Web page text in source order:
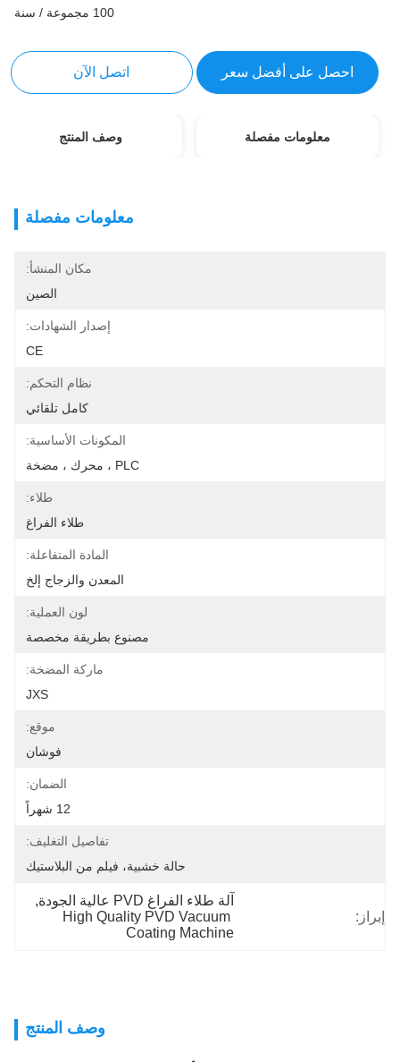
100 مجموعة / سنة
احصل على أفضل سعر اتصل الآن
معلومات مفصلة وصف المنتج
معلومات مفصلة
مكان المنشأ:
الصين
إصدار الشهادات:
CE
نظام التحكم:
كامل تلقائي
المكونات الأساسية:
PLC ، محرك ، مضخة
طلاء:
طلاء الفراغ
المادة المتفاعلة:
المعدن والزجاج إلخ
لون العملية:
مصنوع بطريقة مخصصة
ماركة المضخة:
JXS
موقع:
فوشان
الضمان:
12 شهراً
تفاصيل التغليف:
حالة خشبية، فيلم من البلاستيك
إبراز:
آلة طلاء الفراغ PVD عالية الجودة
,
High Quality PVD Vacuum
Coating Machine
وصف المنتج